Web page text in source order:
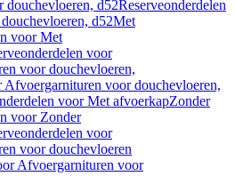
d52Reserveonderdelen
d52Met
voor Met
voor
voor douchevloeren,
Afvoergarnituren voor douchevloeren,
voor Met afvoerkapZonder
voor Zonder
voor
voor douchevloeren
Afvoergarnituren voor